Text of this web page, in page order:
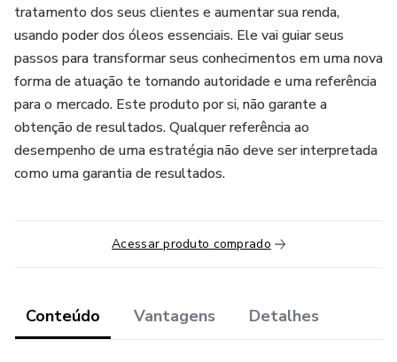
tratamento dos seus clientes e aumentar sua renda,
usando poder dos óleos essenciais. Ele vai guiar seus
passos para transformar seus conhecimentos em uma nova
forma de atuação te tornando autoridade e uma referência
para o mercado. Este produto por si, não garante a
obtenção de resultados. Qualquer referência ao
desempenho de uma estratégia não deve ser interpretada
como uma garantia de resultados.
Acessar produto comprado
Conteúdo Vantagens Detalhes